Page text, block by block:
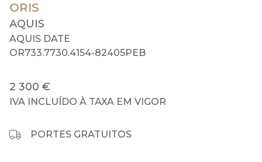
ORIS
AQUIS
AQUIS DATE
OR733.7730.4154-82405PEB
2 300 €
IVA INCLUÍDO À TAXA EM VIGOR
PORTES GRATUITOS